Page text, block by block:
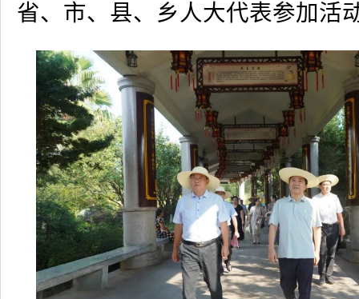
省、市、县、乡人大代表参加活